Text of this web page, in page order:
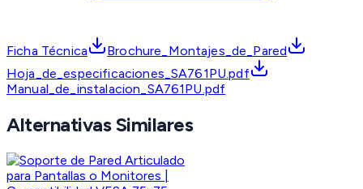
Ficha Técnica
Brochure_Montajes_de_Pared
Hoja_de_especificaciones_SA761PU.pdf
Manual_de_instalacion_SA761PU.pdf
Alternativas Similares